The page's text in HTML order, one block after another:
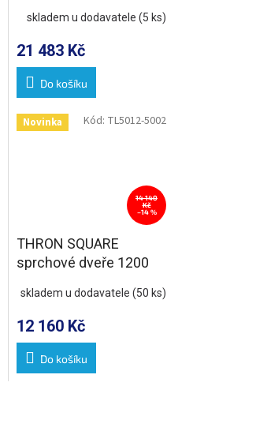
varianta, čiré sklo
skladem u dodavatele (5 ks)
21 483 Kč
Do košíku
Novinka
14 140
Kč
–14 %
THRON SQUARE
sprchové dveře 1200
čiré sklo
skladem u dodavatele (50 ks)
12 160 Kč
Do košíku
Kód: TL5012-5002